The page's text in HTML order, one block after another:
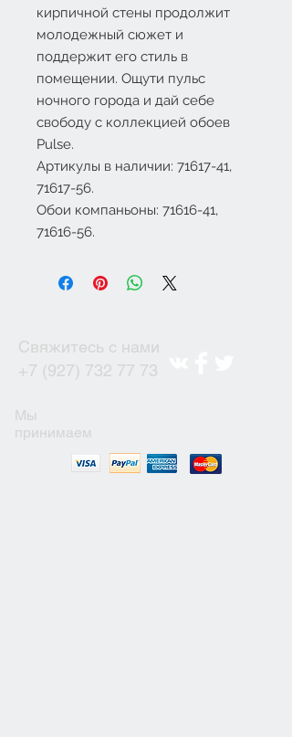
кирпичной стены продолжит
молодежный сюжет и
поддержит его стиль в
помещении. Ощути пульс
ночного города и дай себе
свободу с коллекцией обоев
Pulse.
Артикулы в наличии: 71617-41,
71617-56.
Обои компаньоны: 71616-41,
71616-56.
Свяжитесь с нами
+7 (927) 732 77 73
Мы
принимаем